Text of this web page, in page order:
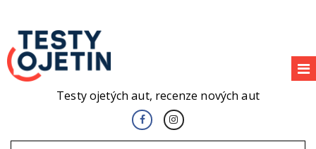
Testy ojetých aut, recenze nových aut